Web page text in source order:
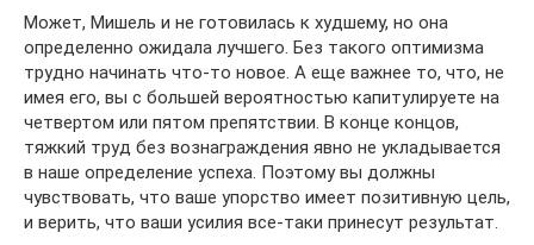
Может, Мишель и не готовилась к худшему, но она
определенно ожидала лучшего. Без такого оптимизма
трудно начинать что-то новое. А еще важнее то, что, не
имея его, вы с большей вероятностью капитулируете на
четвертом или пятом препятствии. В конце концов,
тяжкий труд без вознаграждения явно не укладывается
в наше определение успеха. Поэтому вы должны
чувствовать, что ваше упорство имеет позитивную цель,
и верить, что ваши усилия все-таки принесут результат.